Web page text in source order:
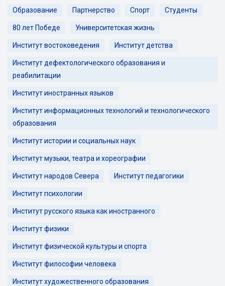
Образование Партнерство Спорт Студенты
80 лет Победе Университетская жизнь
Институт востоковедения Институт детства
Институт дефектологического образования и
реабилитации
Институт иностранных языков
Институт информационных технологий и технологического
образования
Институт истории и социальных наук
Институт музыки, театра и хореографии
Институт народов Севера Институт педагогики
Институт психологии
Институт русского языка как иностранного
Институт физики
Институт физической культуры и спорта
Институт философии человека
Институт художественного образования